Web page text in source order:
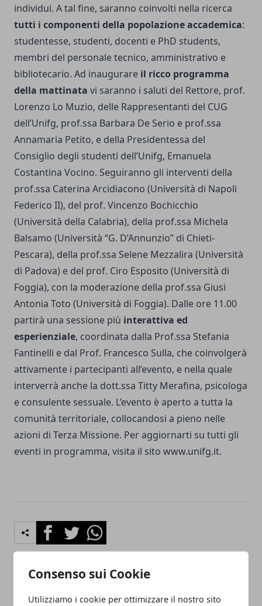
Consenso sui Cookie
Utilizziamo i cookie per ottimizzare il nostro sito
individui. A tal fine, saranno coinvolti nella ricerca
tutti i componenti della popolazione accademica:
studentesse, studenti, docenti e PhD students,
membri del personale tecnico, amministrativo e
bibliotecario. Ad inaugurare il ricco programma
della mattinata vi saranno i saluti del Rettore, prof.
Lorenzo Lo Muzio, delle Rappresentanti del CUG
dell’Unifg, prof.ssa Barbara De Serio e prof.ssa
Annamaria Petito, e della Presidentessa del
Consiglio degli studenti dell’Unifg, Emanuela
Costantina Vocino. Seguiranno gli interventi della
prof.ssa Caterina Arcidiacono (Università di Napoli
Federico II), del prof. Vincenzo Bochicchio
(Università della Calabria), della prof.ssa Michela
Balsamo (Università “G. D’Annunzio” di Chieti-
Pescara), della prof.ssa Selene Mezzalira (Università
di Padova) e del prof. Ciro Esposito (Università di
Foggia), con la moderazione della prof.ssa Giusi
Antonia Toto (Università di Foggia). Dalle ore 11.00
partirà una sessione più interattiva ed
esperienziale, coordinata dalla Prof.ssa Stefania
Fantinelli e dal Prof. Francesco Sulla, che coinvolgerà
attivamente i partecipanti all’evento, e nella quale
interverrà anche la dott.ssa Titty Merafina, psicologa
e consulente sessuale. L’evento è aperto a tutta la
comunità territoriale, collocandosi a pieno nelle
azioni di Terza Missione. Per aggiornarti su tutti gli
eventi in programma, visita il sito www.unifg.it.
FacebookTwitterWhatsapp